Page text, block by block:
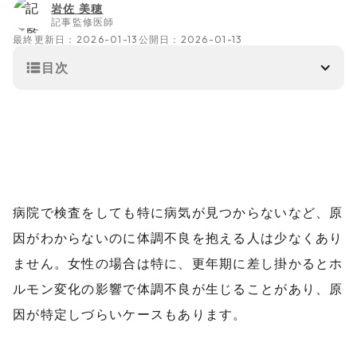
岩佐 美穂
記事監修医師
最終更新日： 2026-01-13 公開日： 2026-01-13
目次
病院で検査をしても特に病気が見つからないなど、原
因がわからないのに体調不良を抱える人は少なくあり
ません。女性の場合は特に、更年期に差し掛かるとホ
ルモン変化の影響で体調不良が生じることがあり、原
因が特定しづらいケースもあります。